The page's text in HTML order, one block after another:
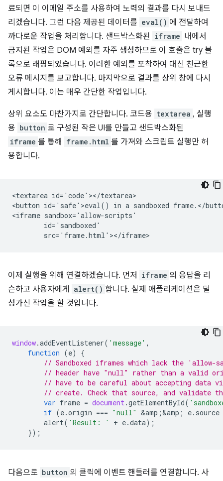
료되면 이 이메일 주소를 사용하여 노력의 결과를 다시 보내드
리겠습니다. 그런 다음 제공된 데이터를 eval() 에 전달하여
까다로운 작업을 처리합니다. 샌드박스화된 iframe 내에서
금지된 작업은 DOM 예외를 자주 생성하므로 이 호출은 try 블
록으로 래핑되었습니다. 이러한 예외를 포착하여 대신 친근한
오류 메시지를 보고합니다. 마지막으로 결과를 상위 창에 다시
게시합니다. 이는 매우 간단한 작업입니다.
상위 요소도 마찬가지로 간단합니다. 코드용 textarea , 실행
용 button 로 구성된 작은 UI를 만들고 샌드박스화된
iframe 를 통해 frame.html 를 가져와 스크립트 실행만 허
용합니다.
<textarea id='code'></textarea>
<button id='safe'>eval() in a sandboxed frame.</
<iframe sandbox='allow-scripts'
        id='sandboxed'
이제 실행을 위해 연결하겠습니다. 먼저 iframe 의 응답을 리
슨하고 사용자에게
alert() 합니다. 실제 애플리케이션은 덜
성가신 작업을 할 것입니다.
window.addEventListener( 'message' ,
function (e)
{
// Sandboxed iframes which lack the 'allow-
// header have "null" rather than a valid
// have to be careful about accepting data
// create. Check that source, and validate
var frame = document.getElementById(
if (e.origin === "null" &amp ;&amp ; e. source
alert( 'Result: ' + e.data);
});
다음으로 button 의 클릭에 이벤트 핸들러를 연결합니다. 사